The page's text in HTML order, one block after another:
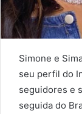
Simone e
seu perfil do
seguidores e
seguida do